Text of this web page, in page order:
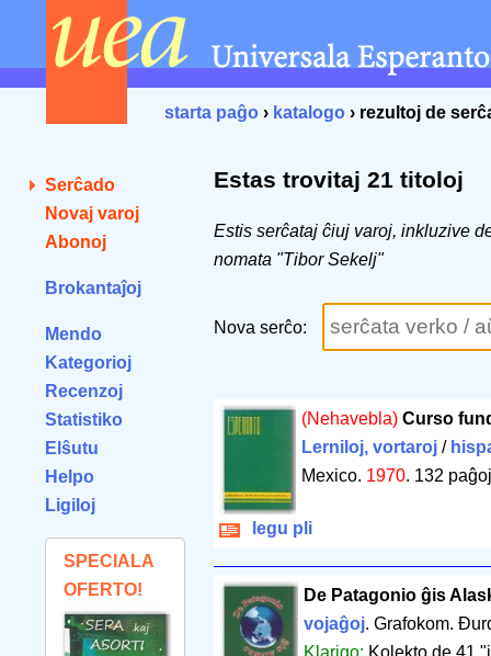
starta paĝo › katalogo › rezultoj de
Serĉado
Novaj varoj
Abonoj
Brokantaĵoj
Mendo
Kategorioj
Recenzoj
Statistiko
Elŝutu
Helpo
Ligiloj
SPECIALA
OFERTO!
Estas trovitaj 21 titoloj
Estis serĉataj ĉiuj varoj, inkluzive
nomata "Tibor Sekelj"
Nova serĉo:
(Nehavebla) Curso
Lerniloj, vortaroj /
Mexico. 1970. 132 paĝoj
legu pli
De Patagonio ĝis
vojaĝoj. Grafokom.